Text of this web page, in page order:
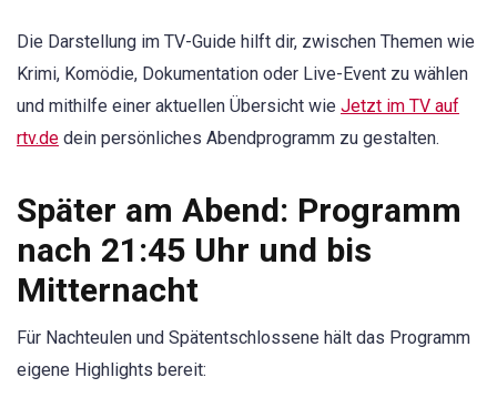
Die Darstellung im TV-Guide hilft dir, zwischen Themen wie
Krimi, Komödie, Dokumentation oder Live-Event zu wählen
und mithilfe einer aktuellen Übersicht wie Jetzt im TV auf
rtv.de dein persönliches Abendprogramm zu gestalten.
Später am Abend: Programm
nach 21:45 Uhr und bis
Mitternacht
Für Nachteulen und Spätentschlossene hält das Programm
eigene Highlights bereit: